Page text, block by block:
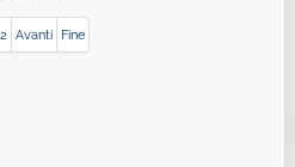
2 Avanti Fine